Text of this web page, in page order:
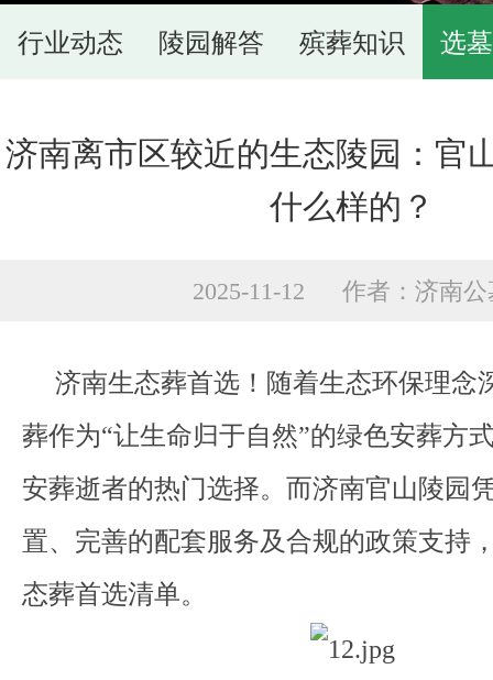
行业动态 陵园解答 殡葬知识 选
济南离市区较近的生态陵园：官
什么样的？
2025-11-12 作者：济南公
济南生态葬首选！随着生态环保理念
葬作为“让生命归于自然”的绿色安葬方
安葬逝者的热门选择。而济南官山陵园
置、完善的配套服务及合规的政策支持
态葬首选清单。